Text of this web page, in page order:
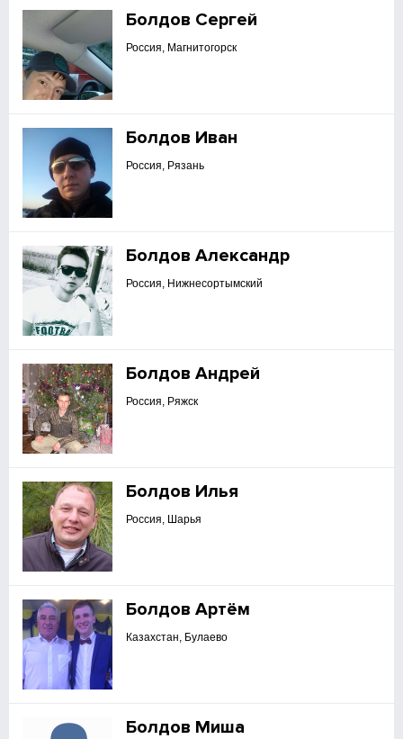
Болдов Сергей
Россия, Магнитогорск
Болдов Иван
Россия, Рязань
Болдов Александр
Россия, Нижнесортымский
Болдов Андрей
Россия, Ряжск
Болдов Илья
Россия, Шарья
Болдов Артём
Казахстан, Булаево
Болдов Миша